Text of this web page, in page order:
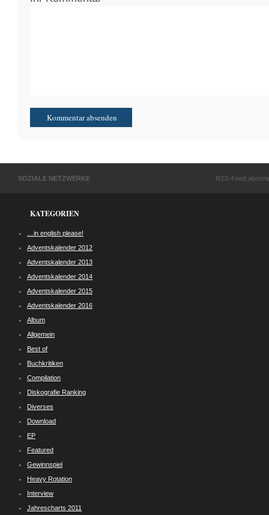
SOZIALE NETZWERKE RSS-Feed
KATEGORIEN
…in english please!
Adventskalender 2012
Adventskalender 2013
Adventskalender 2014
Adventskalender 2015
Adventskalender 2016
Album
Allgemein
Best of
Buchkritiken
Compilation
Diskografie Ranking
Diverses
Download
EP
Featured
Gewinnspiel
Heavy Rotation
Interview
Jahrescharts 2011